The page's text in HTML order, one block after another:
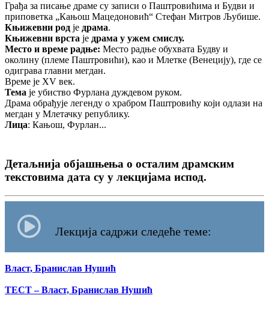
Грађа за писање драме су записи о Паштровићима и Будви и
приповетка „Кањош Мацедоновић“ Стефан Митров Љубише.
Књижевни род је драма.
Књижевни врста је драма у ужем смислу.
Место и време радње: Место радње обухвата Будву и
околину (племе Паштровићи), као и Млетке (Венецију), где се
одиграва главни мегдан.
Време је XV век.
Тема је убиство Фурлана дуждевом руком.
Драма обрађује легенду о храбром Паштровићу који одлази на
мегдан у Млетачку републику.
Лица: Кањош, Фурлан...
Детаљнија објашњења о осталим драмским
текстовима дата су у лекцијама испод.
Лекција садржи следеће теме:
Власт, Бранислав Нушић
ТЕСТ – Власт, Бранислав Нушић